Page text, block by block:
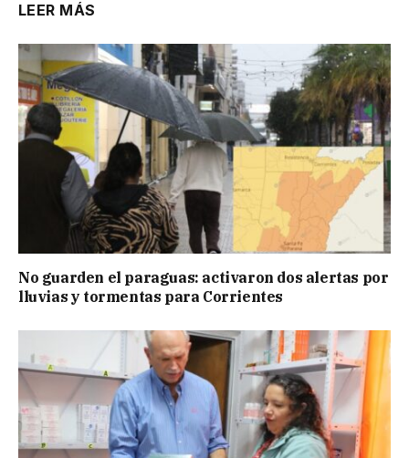
LEER MÁS
No guarden el paraguas: activaron dos alertas por
lluvias y tormentas para Corrientes